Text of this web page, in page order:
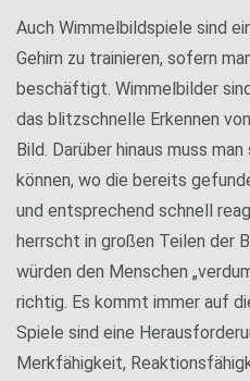
Auch Wimmelbildspiele sind
Gehirn zu trainieren, sofern
beschäftigt. Wimmelbilder
das blitzschnelle Erkennen
Bild. Darüber hinaus muss
können, wo die bereits
und entsprechend schnell
herrscht in großen Teilen der
würden den Menschen
richtig. Es kommt immer auf
Spiele sind eine
Merkfähigkeit,